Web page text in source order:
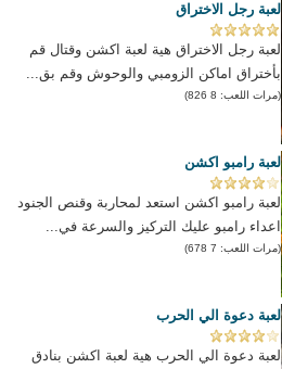
لعبة رجل الاختراق
لعبة رجل الاختراق هية لعبة اكشن وقتال قم
بأختراق اماكن الزومبي والوحوش وقم بق...
(مرات اللعب: 8 826)
لعبة رامبو اكشن
لعبة رامبو اكشن استعد لمحاربة وقنص الجنود
اعداء رامبو عليك التركيز والسرعة في...
(مرات اللعب: 7 678)
لعبة دعوة الي الحرب
لعبة دعوة الي الحرب هية لعبة اكشن بنادق